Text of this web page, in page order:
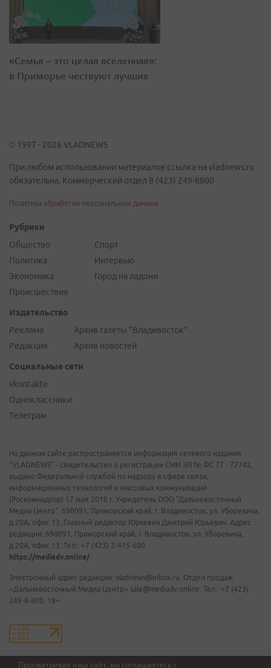
Просматривая наш сайт, вы соглашаетесь с
«Семья – это целая вселенная»:
в Приморье чествуют лучших
© 1997 - 2026 VLADNEWS
При любом использовании материалов ссылка на vladnews.ru
обязательна. Коммерческий отдел 8 (423) 249-8800
Политика обработки персональных данных
Рубрики
Общество
Политика
Экономика
Происшествия
Спорт
Интервью
Город на ладони
Издательство
Реклама
Редакция
Архив газеты "Владивосток"
Архив новостей
Социальные сети
vkontakte
Одноклассники
Телеграм
На данном сайте распространяется информация сетевого издания
"VLADNEWS" - свидетельство о регистрации СМИ ЭЛ № ФС 77 - 72742,
выдано Федеральной службой по надзору в сфере связи,
информационных технологий и массовых коммуникаций
(Роскомнадзор) 17 мая 2018 г. Учредитель ООО "Дальневосточный
Медиа Центр". 690091, Приморский край, г. Владивосток, ул. Уборевича,
д.20А, офис 13. Главный редактор Юркевич Дмитрий Юрьевич. Адрес
редакции: 690091, Приморский край, г. Владивосток, ул. Уборевича,
д.20А, офис 13. Тел.: +7 (423) 2-415-600.
https://mediadv.online/
Электронный адрес редакции: vladnews@inbox.ru. Отдел продаж
«Дальневосточный Медиа Центр» sale@mediadv.online. Тел.: +7 (423)
249-8-800. 18+